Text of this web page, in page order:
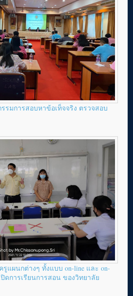
รมการสอบหาข้อเท็จจริง ตรวจสอบ
แผนกต่างๆ ทั้งแบบ on-line และ on-
ดการเรียนการสอน ของวิทยาลัย